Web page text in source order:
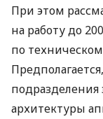
При этом
на работу до
по
подразделения
архитектуры